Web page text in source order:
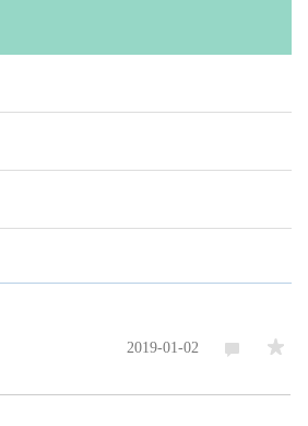
2019-01-02